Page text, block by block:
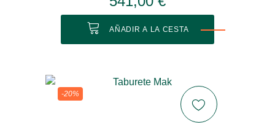
AÑADIR A LA CESTA
-20%